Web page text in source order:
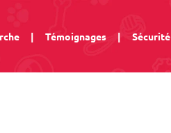
| Témoignages | Sécurité